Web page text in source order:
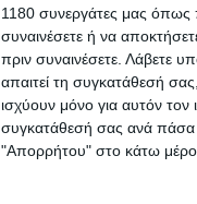
1180 συνεργάτες μας όπως
συναινέσετε ή να
πριν συναινέσετε. Λάβετε
απαιτεί τη συγκατάθεσή
ισχύουν μόνο για αυτόν τον
συγκατάθεσή σας ανά πάσα
"Απορρήτου" στο κάτω